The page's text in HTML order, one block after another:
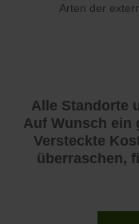
Arten der
Alle Standorte
Auf Wunsch ein
Versteckte
überraschen,